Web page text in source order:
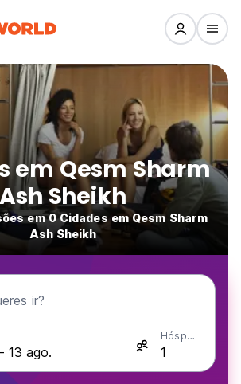
em Qesm Sharm
Ash Sheikh
em 0 Cidades em Qesm Sharm
Ash Sheikh
ir?
Hóspedes